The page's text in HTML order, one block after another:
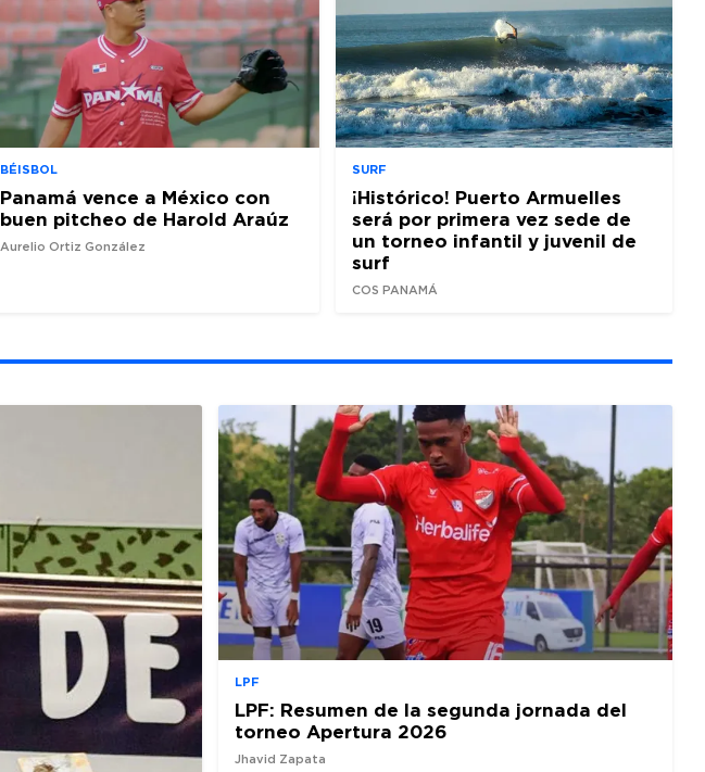
BÉISBOL
Panamá vence a México con
buen pitcheo de Harold Araúz
Aurelio Ortiz González
SURF
¡Histórico! Puerto Armuelles
será por primera vez sede de
un torneo infantil y juvenil de
surf
COS PANAMÁ
LPF
LPF: Resumen de la segunda jornada del
torneo Apertura 2026
Jhavid Zapata